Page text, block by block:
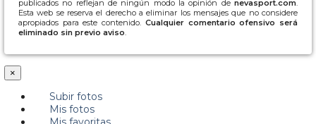
publicados no reflejan de ningún modo la opinión de nevasport.com.
Esta web se reserva el derecho a eliminar los mensajes que no considere
apropiados para este contenido. Cualquier comentario ofensivo será
eliminado sin previo aviso.
×
Subir fotos
Mis fotos